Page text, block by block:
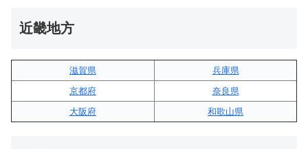
近畿地方
滋賀県
兵庫県
京都府
奈良県
大阪府
和歌山県